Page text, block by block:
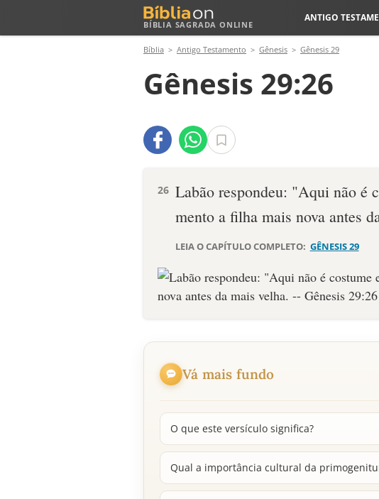
BÍBLIA SAGRADA ONLINE
ANTIGO
Bíblia Antigo Testamento Gênesis Gênesis 29
Gênesis 29:26
26 Labão respondeu: "Aqui não é
mento a filha mais nova antes
LEIA O CAPÍTULO COMPLETO: GÊNESIS 29
Vá mais fundo
O que este versículo significa?
Qual a importância cultural da